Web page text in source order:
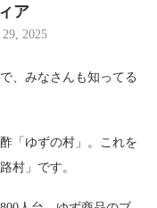
ア
2025
、みなさんも知ってる
「ゆずの村」。これを
村」です。